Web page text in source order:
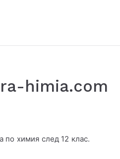
himia.com
по химия след 12 клас.